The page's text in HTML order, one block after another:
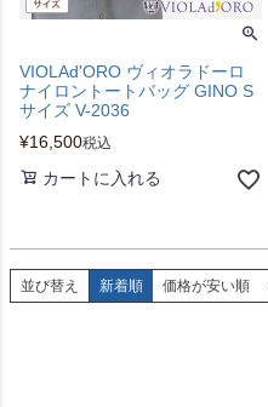
VIOLAd'ORO ヴィオラドーロ
ナイロントートバッグ GINO S
サイズ V-2036
¥16,500税込
カートに入れる
並び替え 新着順 価格が安い順